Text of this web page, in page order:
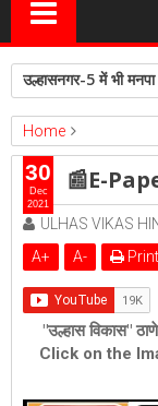
उल्हासनगर-5 में भी
Home
epaper
Featured
📰E-
ULHAS VIKAS
A+ A- Print
"उल्हास विकास"
Click on the
30
Dec
2021